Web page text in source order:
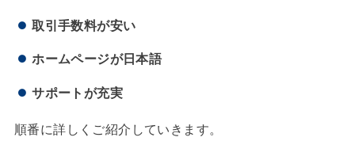
取引手数料が安い
ホームページが日本語
サポートが充実
順番に詳しくご紹介していきます。